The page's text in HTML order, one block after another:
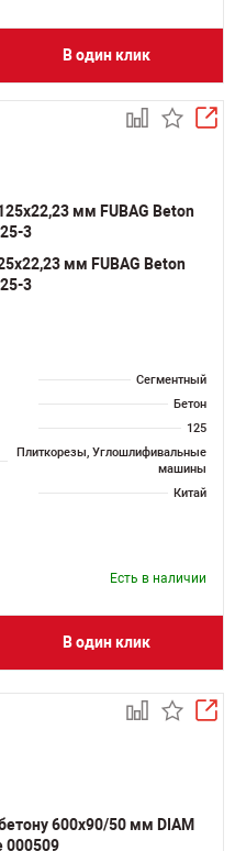
В один клик
мм FUBAG Beton
3
Сегментный
Бетон
125
Плиткорезы, Углошлифивальные
машины
Китай
Есть в наличии
В один клик